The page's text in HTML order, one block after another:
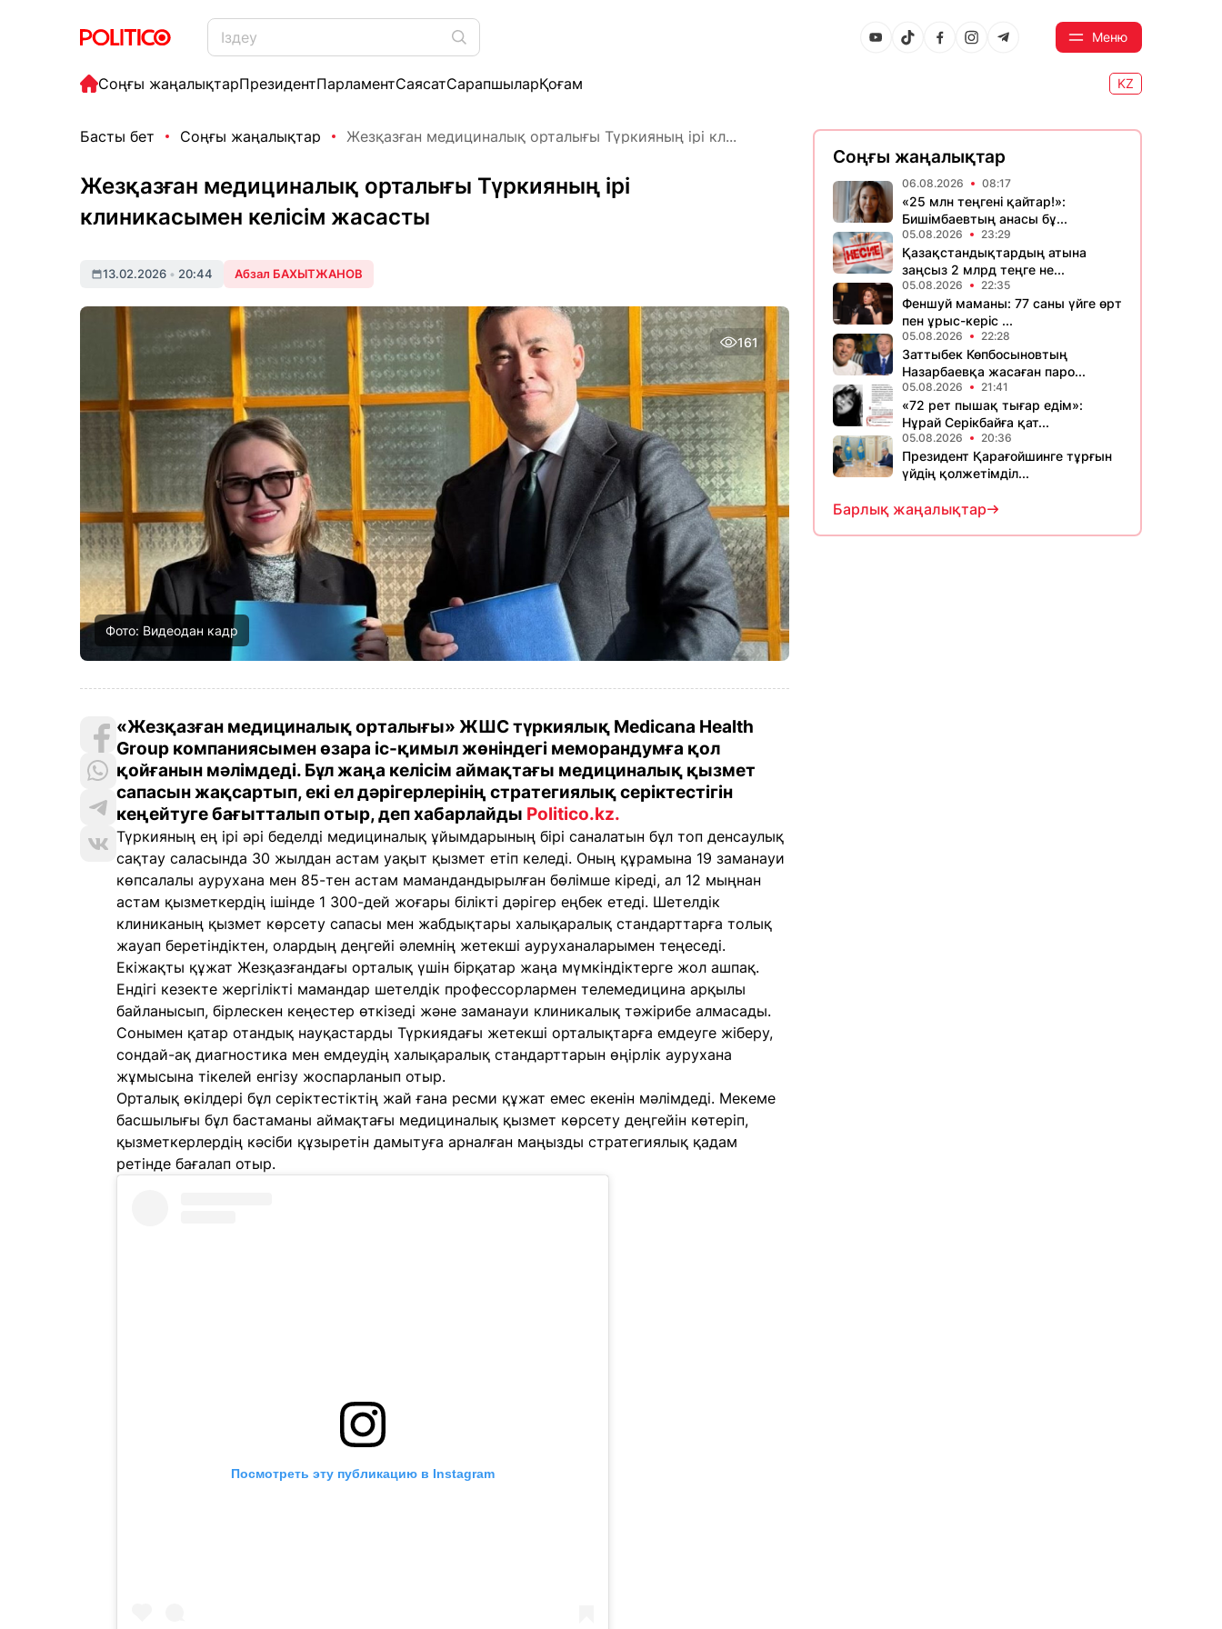
Меню
Соңғы жаңалықтарПрезидентПарламентСаясатСарапшыларҚоғам KZ
Басты бет Соңғы жаңалықтар Жезқазған медициналық орталығы Түркияның ірі кл...
Жезқазған медициналық орталығы Түркияның ірі
клиникасымен келісім жасасты
13.02.2026 • 20:44 Абзал БАХЫТЖАНОВ
161
Фото: Видеодан кадр
«Жезқазған медициналық орталығы» ЖШС түркиялық Medicana Health
Group компаниясымен өзара іс-қимыл жөніндегі меморандумға қол
қойғанын мәлімдеді. Бұл жаңа келісім аймақтағы медициналық қызмет
сапасын жақсартып, екі ел дәрігерлерінің стратегиялық серіктестігін
кеңейтуге бағытталып отыр, деп хабарлайды Politico.kz.
Түркияның ең ірі әрі беделді медициналық ұйымдарының бірі саналатын бұл топ денсаулық
сақтау саласында 30 жылдан астам уақыт қызмет етіп келеді. Оның құрамына 19 заманауи
көпсалалы аурухана мен 85-тен астам мамандандырылған бөлімше кіреді, ал 12 мыңнан
астам қызметкердің ішінде 1 300-дей жоғары білікті дәрігер еңбек етеді. Шетелдік
клиниканың қызмет көрсету сапасы мен жабдықтары халықаралық стандарттарға толық
жауап беретіндіктен, олардың деңгейі әлемнің жетекші ауруханаларымен теңеседі.
Екіжақты құжат Жезқазғандағы орталық үшін бірқатар жаңа мүмкіндіктерге жол ашпақ.
Ендігі кезекте жергілікті мамандар шетелдік профессорлармен телемедицина арқылы
байланысып, бірлескен кеңестер өткізеді және заманауи клиникалық тәжірибе алмасады.
Сонымен қатар отандық науқастарды Түркиядағы жетекші орталықтарға емдеуге жіберу,
сондай-ақ диагностика мен емдеудің халықаралық стандарттарын өңірлік аурухана
жұмысына тікелей енгізу жоспарланып отыр.
Орталық өкілдері бұл серіктестіктің жай ғана ресми құжат емес екенін мәлімдеді. Мекеме
басшылығы бұл бастаманы аймақтағы медициналық қызмет көрсету деңгейін көтеріп,
қызметкерлердің кәсіби құзыретін дамытуға арналған маңызды стратегиялық қадам
ретінде бағалап отыр.
Посмотреть эту публикацию в Instagram
Соңғы жаңалықтар
06.08.2026 08:17
«25 млн теңгені қайтар!»:
Бишімбаевтың анасы бұ...
05.08.2026 23:29
Қазақстандықтардың атына
заңсыз 2 млрд теңге не...
05.08.2026 22:35
Феншуй маманы: 77 саны үйге өрт
пен ұрыс-керіс ...
05.08.2026 22:28
Заттыбек Көпбосыновтың
Назарбаевқа жасаған паро...
05.08.2026 21:41
«72 рет пышақ тығар едім»:
Нұрай Серікбайға қат...
05.08.2026 20:36
Президент Қарағойшинге тұрғын
үйдің қолжетімділ...
Барлық жаңалықтар